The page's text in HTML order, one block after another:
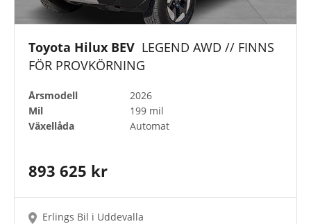
Toyota Hilux BEV LEGEND AWD // FINNS
FÖR PROVKÖRNING
Årsmodell
2026
Mil
199 mil
Växellåda
Automat
893 625 kr
Erlings Bil i Uddevalla